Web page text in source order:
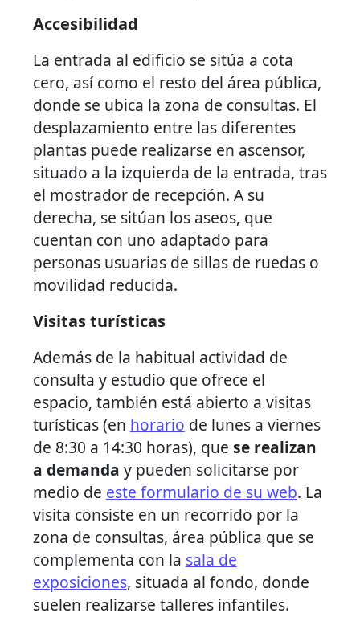
Accesibilidad
La entrada al edificio se sitúa a cota
cero, así como el resto del área pública,
donde se ubica la zona de consultas. El
desplazamiento entre las diferentes
plantas puede realizarse en ascensor,
situado a la izquierda de la entrada, tras
el mostrador de recepción. A su
derecha, se sitúan los aseos, que
cuentan con uno adaptado para
personas usuarias de sillas de ruedas o
movilidad reducida.
Visitas turísticas
Además de la habitual actividad de
consulta y estudio que ofrece el
espacio, también está abierto a visitas
turísticas (en horario de lunes a viernes
de 8:30 a 14:30 horas), que se realizan
a demanda y pueden solicitarse por
medio de este formulario de su web. La
visita consiste en un recorrido por la
zona de consultas, área pública que se
complementa con la sala de
exposiciones, situada al fondo, donde
suelen realizarse talleres infantiles.